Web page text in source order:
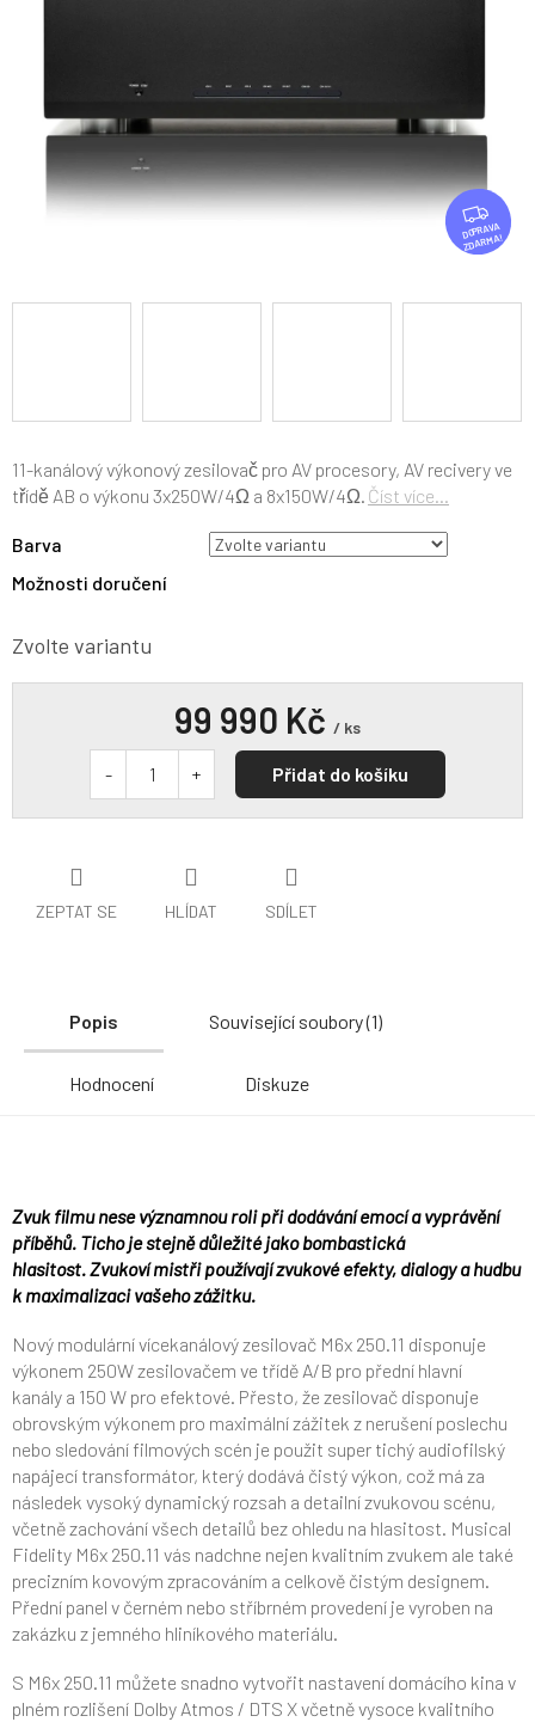
Z
D
A
M
ZDARMA
Zvolte variantu
Barva
Možnosti doručení
11-kanálový výkonový zesilovač pro AV procesory, AV recivery ve
třídě AB o výkonu 3x250W/4Ω a 8x150W/4Ω. Číst více...
ZEPTAT SE HLÍDAT SDÍLET
99 990 Kč / ks
Přidat do košíku
Popis Související soubory (1)
Hodnocení Diskuze
Zvuk filmu nese významnou roli při dodávání emocí a vyprávění
příběhů. Ticho je stejně důležité jako bombastická
hlasitost. Zvukoví mistři používají zvukové efekty, dialogy a hudbu
k maximalizaci vašeho zážitku.
Nový modulární vícekanálový zesilovač M6x 250.11 disponuje
výkonem 250W zesilovačem ve třídě A/B pro přední hlavní
kanály a 150 W pro efektové. Přesto, že zesilovač disponuje
obrovským výkonem pro maximální zážitek z nerušení poslechu
nebo sledování filmových scén je použit super tichý audiofilský
napájecí transformátor, který dodává čistý výkon, což má za
následek vysoký dynamický rozsah a detailní zvukovou scénu,
včetně zachování všech detailů bez ohledu na hlasitost. Musical
Fidelity M6x 250.11 vás nadchne nejen kvalitním zvukem ale také
precizním kovovým zpracováním a celkově čistým designem.
Přední panel v černém nebo stříbrném provedení je vyroben na
zakázku z jemného hliníkového materiálu.
S M6x 250.11 můžete snadno vytvořit nastavení domácího kina v
plném rozlišení Dolby Atmos / DTS X včetně vysoce kvalitního